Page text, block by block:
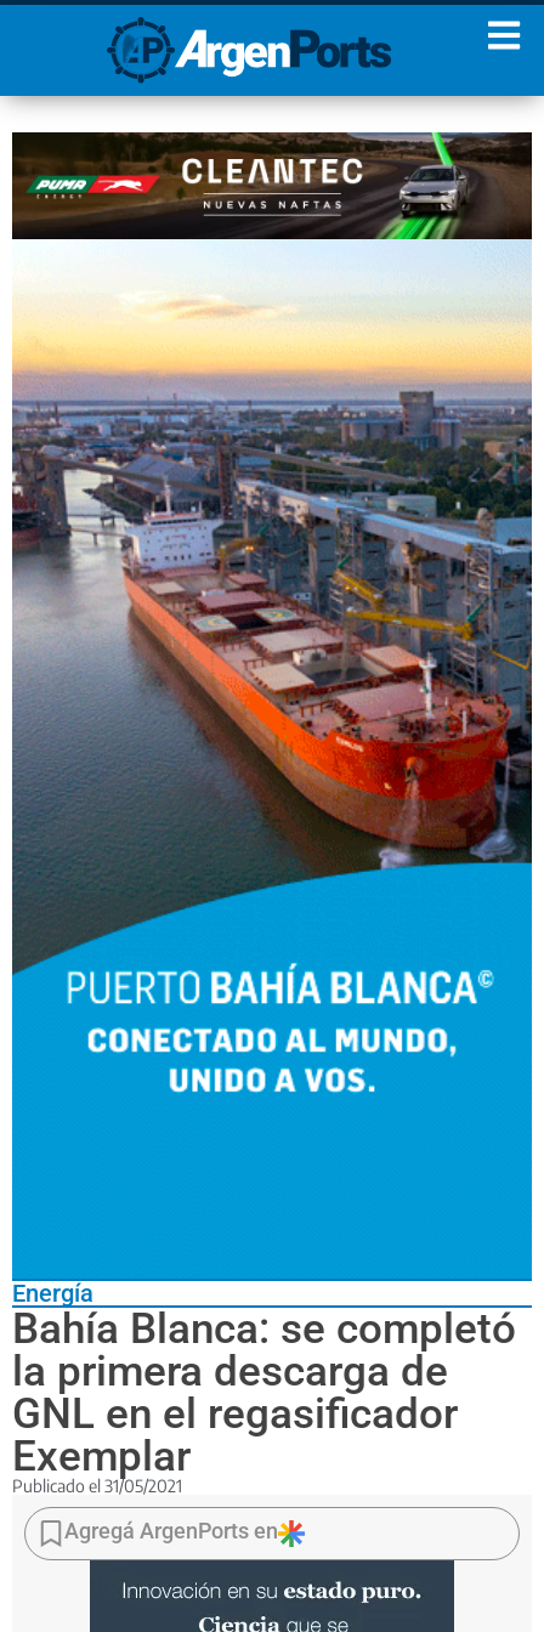
Energía
Bahía Blanca: se completó
la primera descarga de
GNL en el regasificador
Exemplar
Publicado el 31/05/2021
Ya
dejó
el
Agregá ArgenPorts en
¡Sumate a nuestro
Newsletter!
Nombre Apellidos
Estoy de acuerdo con las
condiciones y políticas de
privacidad.